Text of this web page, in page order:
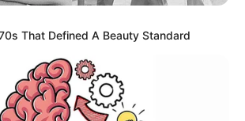
That Defined A Beauty Standard